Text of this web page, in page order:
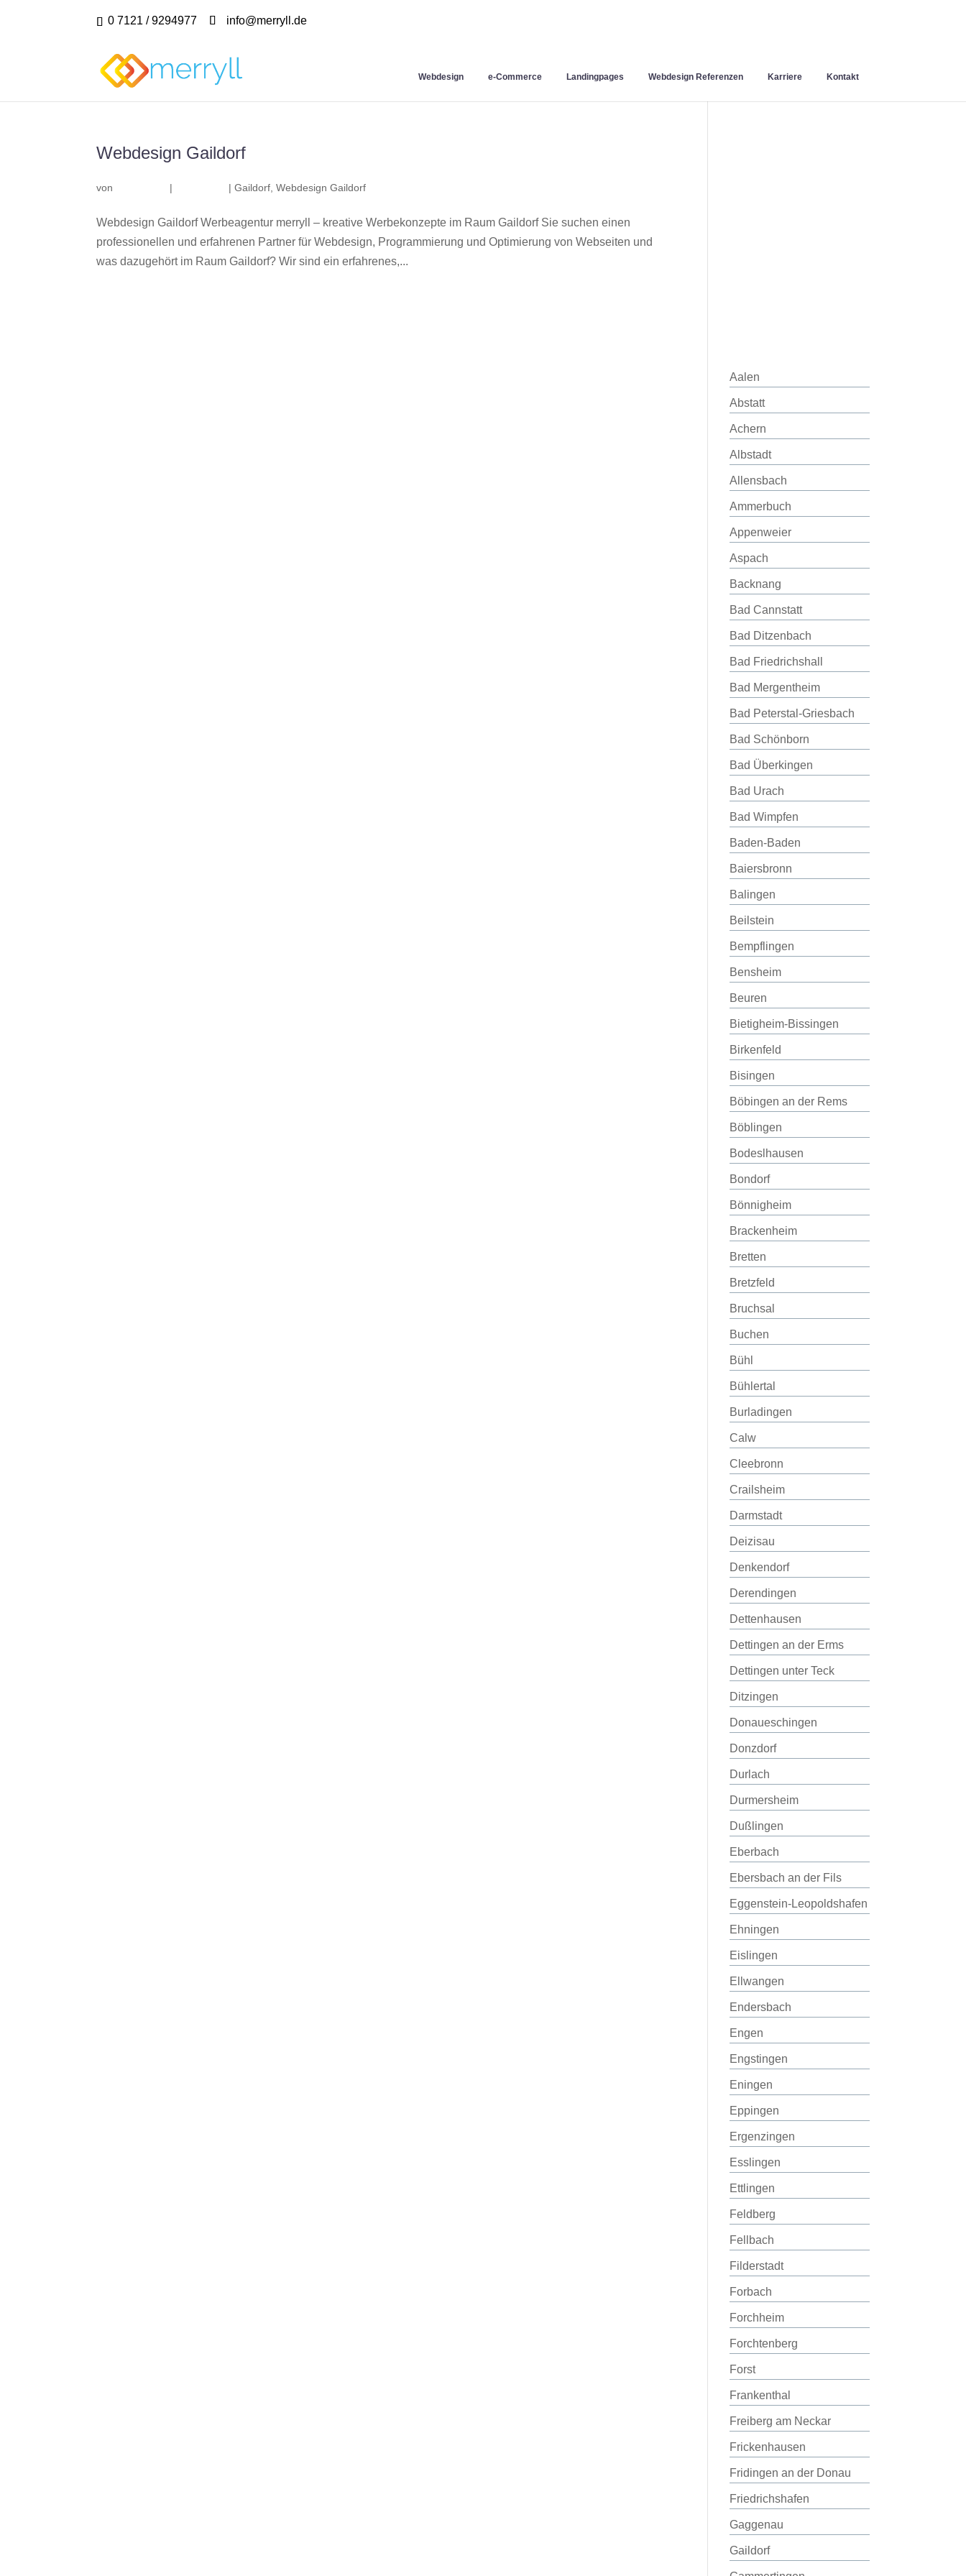
0 7121 / 9294977 info@merryll.de
Webdesign e-Commerce Landingpages Webdesign Referenzen Karriere Kontakt
Webdesign Gaildorf
von | |Gaildorf ,Webdesign Gaildorf
Webdesign Gaildorf Werbeagentur merryll – kreative Werbekonzepte im Raum Gaildorf Sie suchen einen
professionellen und erfahrenen Partner für Webdesign, Programmierung und Optimierung von Webseiten und
was dazugehört im Raum Gaildorf? Wir sind ein erfahrenes,...
Aalen
Abstatt
Achern
Albstadt
Allensbach
Ammerbuch
Appenweier
Aspach
Backnang
Bad Cannstatt
Bad Ditzenbach
Bad Friedrichshall
Bad Mergentheim
Bad Peterstal-Griesbach
Bad Schönborn
Bad Überkingen
Bad Urach
Bad Wimpfen
Baden-Baden
Baiersbronn
Balingen
Beilstein
Bempflingen
Bensheim
Beuren
Bietigheim-Bissingen
Birkenfeld
Bisingen
Böbingen an der Rems
Böblingen
Bodeslhausen
Bondorf
Bönnigheim
Brackenheim
Bretten
Bretzfeld
Bruchsal
Buchen
Bühl
Bühlertal
Burladingen
Calw
Cleebronn
Crailsheim
Darmstadt
Deizisau
Denkendorf
Derendingen
Dettenhausen
Dettingen an der Erms
Dettingen unter Teck
Ditzingen
Donaueschingen
Donzdorf
Durlach
Durmersheim
Dußlingen
Eberbach
Ebersbach an der Fils
Eggenstein-Leopoldshafen
Ehningen
Eislingen
Ellwangen
Endersbach
Engen
Engstingen
Eningen
Eppingen
Ergenzingen
Esslingen
Ettlingen
Feldberg
Fellbach
Filderstadt
Forbach
Forchheim
Forchtenberg
Forst
Frankenthal
Freiberg am Neckar
Frickenhausen
Fridingen an der Donau
Friedrichshafen
Gaggenau
Gaildorf